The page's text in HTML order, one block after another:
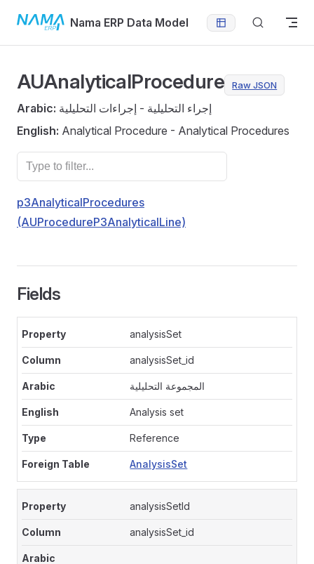
Skip to contentNama ERP Data Model
AUAnalyticalProcedure Raw JSON
Arabic: إجراء التحليلية - إجراءات التحليلية
English: Analytical Procedure - Analytical Procedures
p3AnalyticalProcedures
(AUProcedureP3AnalyticalLine)
Fields
analysisSet
analysisSet_id
المجموعة التحليلية
Analysis set
Reference
AnalysisSet
analysisSetId
analysisSet_id